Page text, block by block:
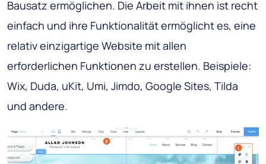
Bausatz ermöglichen. Die Arbeit mit ihnen ist recht
einfach und ihre Funktionalität ermöglicht es, eine
relativ einzigartige Website mit allen
erforderlichen Funktionen zu erstellen. Beispiele:
Wix, Duda, uKit, Umi, Jimdo, Google Sites, Tilda
und andere.